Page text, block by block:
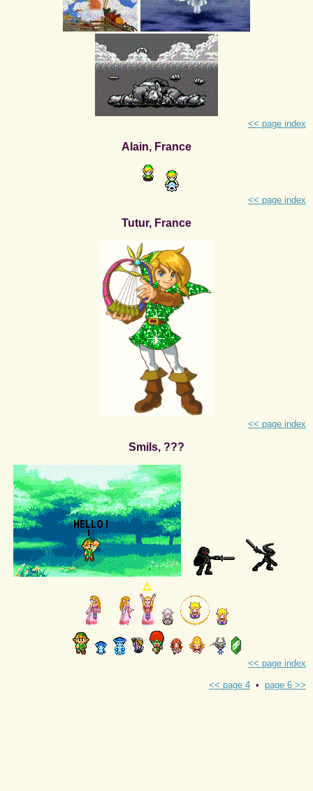
<< page index
Alain, France
<< page index
Tutur, France
<< page index
Smils, ???
<< page index
<< page 4 • page 6 >>